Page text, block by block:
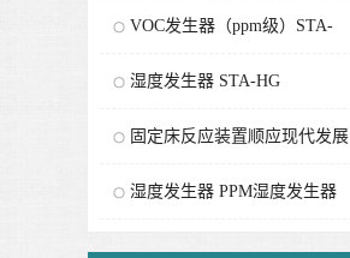
VOC发生器（ppm级）STA-
PG 湿度发生器 STA-HG
固定床反应装置顺应现代发展
要求湿度发生器 PPM湿度发生器